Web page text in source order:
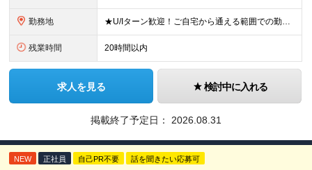
勤務地 ★U/Iターン歓迎！ご自宅から通える範囲での勤務となります ★JR西日本本社（大阪市北区）または、当社事業エリア内（北陸から北九州まで）の各支社で勤務 ※関西に本社あり※ 〈近畿エリア〉 三重県（
残業時間 20時間以内
求人を見る 検討中に入れる
掲載終了予定日： 2026.08.31
NEW 正社員 自己PR不要 話を聞きたい応募可